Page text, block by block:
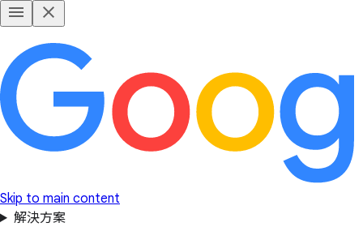
Skip to main content
解決方案